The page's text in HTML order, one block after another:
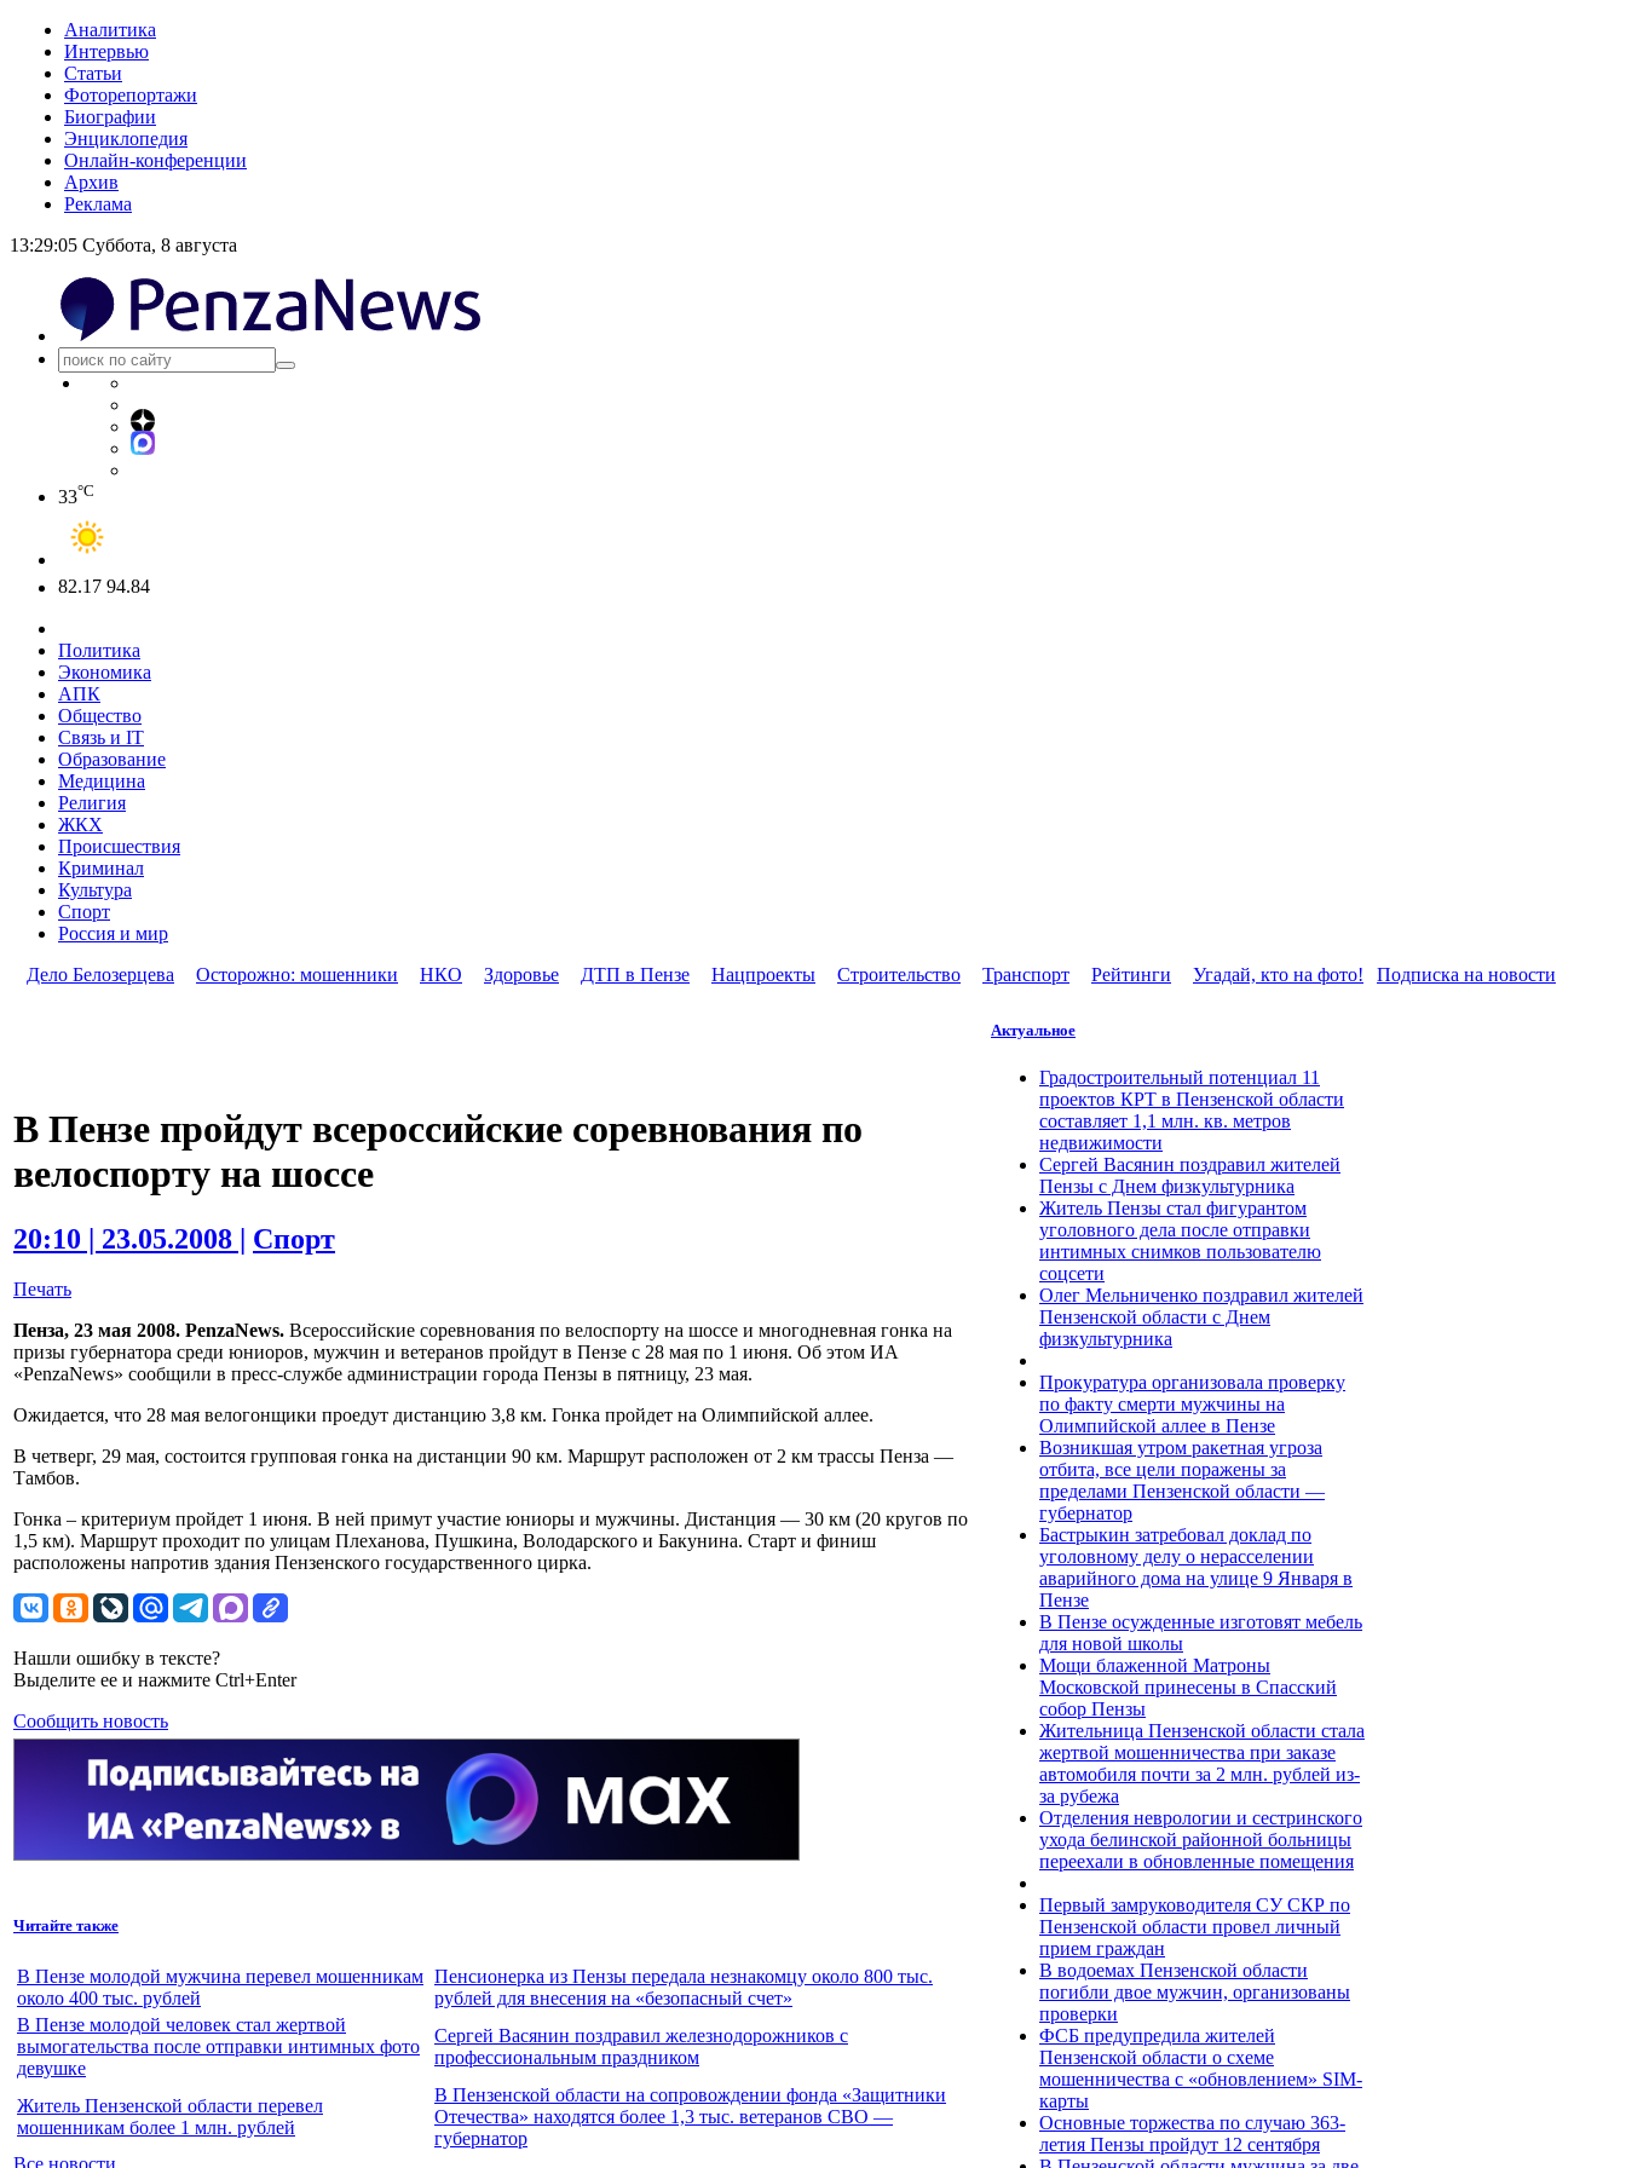
Аналитика
Интервью
Статьи
Фоторепортажи
Биографии
Энциклопедия
Онлайн-конференции
Архив
Реклама
13:29:05 Суббота, 8 августа
33°C
82.17 94.84
Политика
Экономика
АПК
Общество
Связь и IT
Образование
Медицина
Религия
ЖКХ
Происшествия
Криминал
Культура
Спорт
Россия и мир
Дело Белозерцева
Осторожно: мошенники НКО Здоровье ДТП в Пензе Нацпроекты Строительство Транспорт Рейтинги Угадай, кто на фото! Подписка на новости
В Пензе пройдут всероссийские соревнования по
велоспорту на шоссе
20:10 | 23.05.2008 | Спорт
Печать
Пенза, 23 мая 2008. PenzaNews. Всероссийские соревнования по велоспорту на шоссе и многодневная гонка на
призы губернатора среди юниоров, мужчин и ветеранов пройдут в Пензе с 28 мая по 1 июня. Об этом ИА
«PenzaNews» сообщили в пресс-службе администрации города Пензы в пятницу, 23 мая.
Ожидается, что 28 мая велогонщики проедут дистанцию 3,8 км. Гонка пройдет на Олимпийской аллее.
В четверг, 29 мая, состоится групповая гонка на дистанции 90 км. Маршрут расположен от 2 км трассы Пенза —
Тамбов.
Гонка – критериум пройдет 1 июня. В ней примут участие юниоры и мужчины. Дистанция — 30 км (20 кругов по
1,5 км). Маршрут проходит по улицам Плеханова, Пушкина, Володарского и Бакунина. Старт и финиш
расположены напротив здания Пензенского государственного цирка.
Нашли ошибку в тексте?
Выделите ее и нажмите Ctrl+Enter
Сообщить новость
Читайте также
В Пензе молодой мужчина перевел мошенникам
около 400 тыс. рублей
Пенсионерка из Пензы передала незнакомцу около 800 тыс.
рублей для внесения на «безопасный счет»
В Пензе молодой человек стал жертвой
вымогательства после отправки интимных фото
девушке
Сергей Васянин поздравил железнодорожников с
профессиональным праздником
Житель Пензенской области перевел
мошенникам более 1 млн. рублей
В Пензенской области на сопровождении фонда «Защитники
Отечества» находятся более 1,3 тыс. ветеранов СВО —
губернатор
Все новости
Актуальное
Градостроительный потенциал 11
проектов КРТ в Пензенской области
составляет 1,1 млн. кв. метров
недвижимости
Сергей Васянин поздравил жителей
Пензы с Днем физкультурника
Житель Пензы стал фигурантом
уголовного дела после отправки
интимных снимков пользователю
соцсети
Олег Мельниченко поздравил жителей
Пензенской области с Днем
физкультурника
Прокуратура организовала проверку
по факту смерти мужчины на
Олимпийской аллее в Пензе
Возникшая утром ракетная угроза
отбита, все цели поражены за
пределами Пензенской области —
губернатор
Бастрыкин затребовал доклад по
уголовному делу о нерасселении
аварийного дома на улице 9 Января в
Пензе
В Пензе осужденные изготовят мебель
для новой школы
Мощи блаженной Матроны
Московской принесены в Спасский
собор Пензы
Жительница Пензенской области стала
жертвой мошенничества при заказе
автомобиля почти за 2 млн. рублей из-
за рубежа
Отделения неврологии и сестринского
ухода белинской районной больницы
переехали в обновленные помещения
Первый замруководителя СУ СКР по
Пензенской области провел личный
прием граждан
В водоемах Пензенской области
погибли двое мужчин, организованы
проверки
ФСБ предупредила жителей
Пензенской области о схеме
мошенничества c «обновлением» SIM-
карты
Основные торжества по случаю 363-
летия Пензы пройдут 12 сентября